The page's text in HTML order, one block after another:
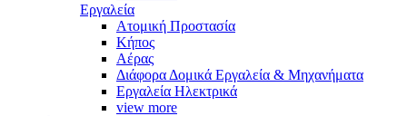
Εργαλεία
Aτομική Προστασία
Kήπος
Αέρας
Διάφορα Δομικά Εργαλεία & Μηχανήματα
Εργαλεία Ηλεκτρικά
view more